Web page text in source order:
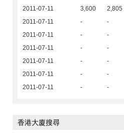
2011-07-11
3,600 2,805
2011-07-11
- -
2011-07-11
- -
2011-07-11
- -
2011-07-11
- -
2011-07-11
- -
2011-07-11
- -
香港大廈搜尋